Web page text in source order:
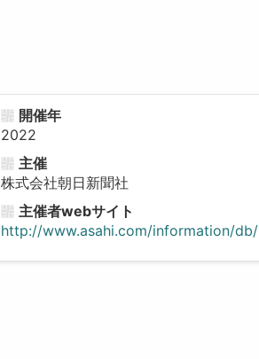
開催年
2022
主催
株式会社朝日新聞社
主催者webサイト
http://www.asahi.com/information/db/